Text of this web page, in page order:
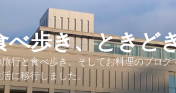
べ歩き、ときど
旅行と食べ歩き、そしてお料理のブロ
に移行しました。